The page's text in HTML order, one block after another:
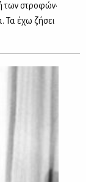
των στροφών·
Τα έχω ζήσει